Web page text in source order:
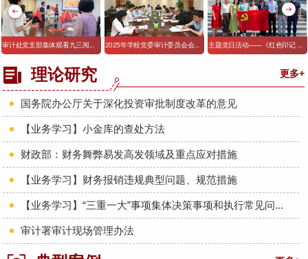
审计处党支部集体观看九三阅... 2025年学校党委审计委员会会... 主题党日活动——《红色印记 ...
理论研究 更多+
国务院办公厅关于深化投资审批制度改革的意见
【业务学习】小金库的查处方法
财政部：财务舞弊易发高发领域及重点应对措施
【业务学习】财务报销违规典型问题、规范措施
【业务学习】“三重一大”事项集体决策事项和执行常见问...
审计署审计现场管理办法